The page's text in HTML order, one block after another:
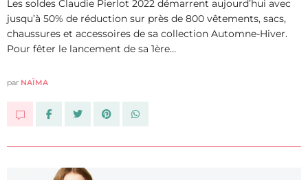
Les soldes Claudie Pierlot 2022 démarrent aujourd’hui avec
jusqu’à 50% de réduction sur près de 800 vêtements, sacs,
chaussures et accessoires de sa collection Automne-Hiver.
Pour fêter le lancement de sa 1ère…
par NAÏMA